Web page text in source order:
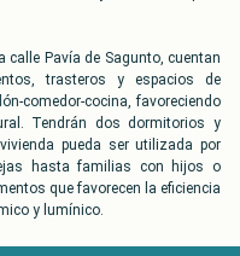
calle Pavía de Sagunto, cuentan
trasteros y espacios de
comedor-cocina, favoreciendo
Tendrán dos dormitorios y
pueda ser utilizada por
hasta familias con hijos o
que favorecen la eficiencia
y lumínico.